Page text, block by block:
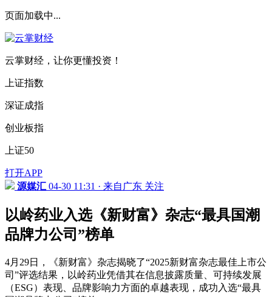
页面加载中...
云掌财经，让你更懂投资！
上证指数
深证成指
创业板指
上证50
打开APP
源媒汇 04-30 11:31 · 来自广东 关注
以岭药业入选《新财富》杂志“最具国潮
品牌力公司”榜单
4月29日，《新财富》杂志揭晓了“2025新财富杂志最佳上市公
司”评选结果，以岭药业凭借其在信息披露质量、可持续发展
（ESG）表现、品牌影响力方面的卓越表现，成功入选“最具